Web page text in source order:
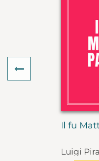
Il fu
Luigi
Previous